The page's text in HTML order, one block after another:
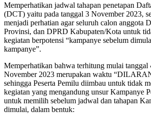
Memperhatikan jadwal tahapan penetapan
(DCT) yaitu pada tanggal 3 November 2023,
menjadi perhatian agar seluruh calon anggota
Provinsi, dan DPRD Kabupaten/Kota untuk
kegiatan berpotensi “kampanye sebelum
kampanye”.
Memperhatikan bahwa terhitung mulai tanggal
November 2023 merupakan waktu
sehingga Peserta Pemilu diimbau untuk tidak
kegiatan yang mengandung unsur Kampanye
untuk memilih sebelum jadwal dan tahapan
dimulai, dalam bentuk: